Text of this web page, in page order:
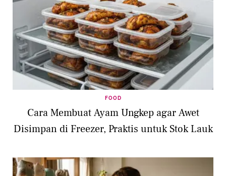
FOOD
Cara Membuat Ayam Ungkep agar Awet
Disimpan di Freezer, Praktis untuk Stok Lauk